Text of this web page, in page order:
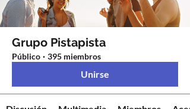
Grupo Pistapista
Público · 395 miembros
Unirse